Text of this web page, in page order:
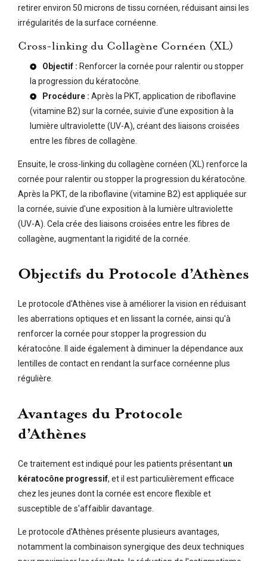
retirer environ 50 microns de tissu cornéen, réduisant ainsi les
irrégularités de la surface cornéenne.
Cross-linking du Collagène Cornéen (XL)
Objectif : Renforcer la cornée pour ralentir ou stopper
la progression du kératocône.
Procédure : Après la PKT, application de riboflavine
(vitamine B2) sur la cornée, suivie d'une exposition à la
lumière ultraviolette (UV-A), créant des liaisons croisées
entre les fibres de collagène.
Ensuite, le cross-linking du collagène cornéen (XL) renforce la
cornée pour ralentir ou stopper la progression du kératocône.
Après la PKT, de la riboflavine (vitamine B2) est appliquée sur
la cornée, suivie d'une exposition à la lumière ultraviolette
(UV-A). Cela crée des liaisons croisées entre les fibres de
collagène, augmentant la rigidité de la cornée.
Objectifs du Protocole d’Athènes
Le protocole d'Athènes vise à améliorer la vision en réduisant
les aberrations optiques et en lissant la cornée, ainsi qu'à
renforcer la cornée pour stopper la progression du
kératocône. Il aide également à diminuer la dépendance aux
lentilles de contact en rendant la surface cornéenne plus
régulière.
Avantages du Protocole
d’Athènes
Ce traitement est indiqué pour les patients présentant un
kératocône progressif, et il est particulièrement efficace
chez les jeunes dont la cornée est encore flexible et
susceptible de s'affaiblir davantage.
Le protocole d'Athènes présente plusieurs avantages,
notamment la combinaison synergique des deux techniques